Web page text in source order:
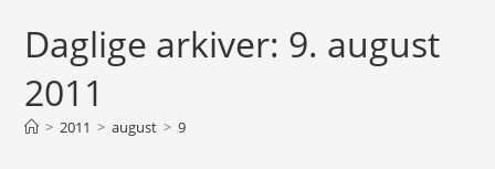
Daglige arkiver: 9. august
2011
> 2011 > august > 9